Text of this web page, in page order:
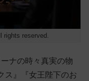
rights reserved.
ナの時々真実の物
ス』『女王陛下のお